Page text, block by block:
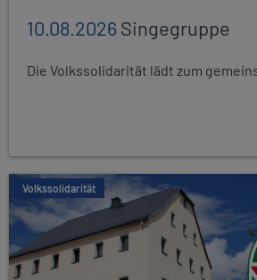
10.08.2026Singegruppe
Die Volkssolidarität lädt zum
Volkssolidarität